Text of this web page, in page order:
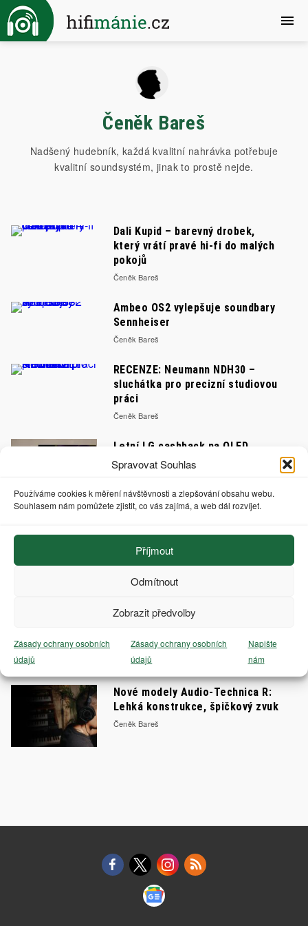
Spravovat Souhlas
Používáme cookies k měření návštěvnosti a zlepšování obsahu webu.
Souhlasem nám pomůžete zjistit, co vás zajímá, a web dál rozvíjet.
Příjmout
Odmítnout
Zobrazit předvolby
Zásady ochrany osobních
údajů
Zásady ochrany osobních
údajů
Napište
nám
Čeněk Bareš
Nadšený hudebník, každá kvalitní nahrávka potřebuje
kvalitní soundsystém, jinak to prostě nejde.
Dali Kupid – barevný drobek,
který vrátí pravé hi-fi do malých
pokojů
Čeněk Bareš
Ambeo OS2 vylepšuje soundbary
Sennheiser
Čeněk Bareš
RECENZE: Neumann NDH30 –
sluchátka pro precizní studiovou
práci
Čeněk Bareš
Letní LG cashback na OLED
televizory – až 50 000 Kč nazpět
poslední šroubek
Na co hrají AC/DC a proč to zní
Čeněk Bareš
Nové modely Audio-Technica R:
Lehká konstrukce, špičkový zvuk
Čeněk Bareš